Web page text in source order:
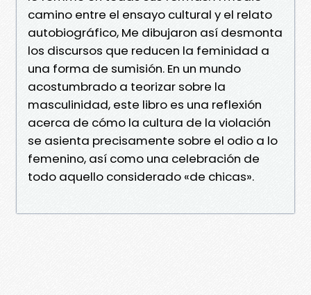
camino entre el ensayo cultural y el relato
autobiográfico, Me dibujaron así desmonta
los discursos que reducen la feminidad a
una forma de sumisión. En un mundo
acostumbrado a teorizar sobre la
masculinidad, este libro es una reflexión
acerca de cómo la cultura de la violación
se asienta precisamente sobre el odio a lo
femenino, así como una celebración de
todo aquello considerado «de chicas».